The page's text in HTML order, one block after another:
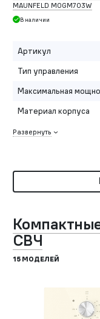
MAUNFELD MOGM703W
В наличии
Артикул
Тип управления
Максимальная
Материал корпуса
Развернуть
СВЧ
15 МОДЕЛЕЙ